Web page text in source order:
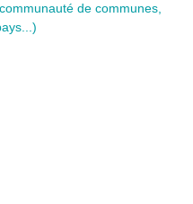
de communes,